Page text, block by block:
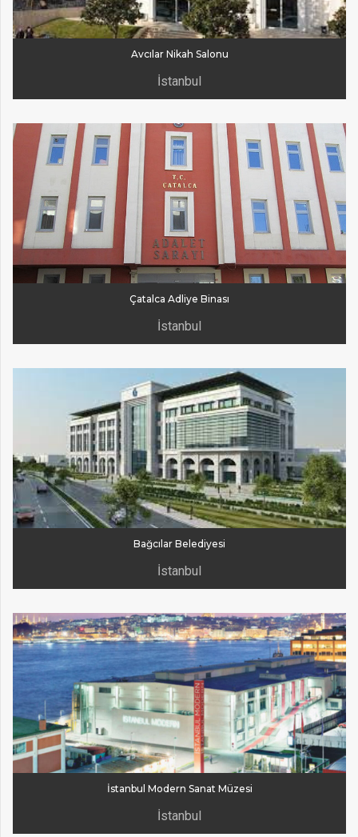
Avcılar Nikah Salonu
İstanbul
Çatalca Adliye Binası
İstanbul
Bağcılar Belediyesi
İstanbul
İstanbul Modern Sanat Müzesi
İstanbul